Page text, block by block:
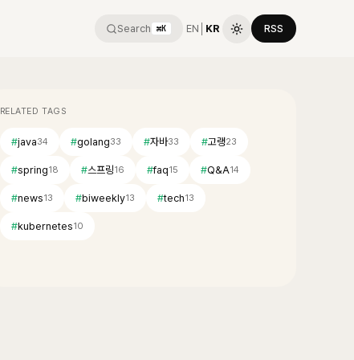
Search ⌘K EN KR RSS
RELATED TAGS
#java34 #golang33 #자바33 #고랭23
#spring18 #스프링16 #faq15 #Q&A14
#news13 #biweekly13 #tech13
#kubernetes10